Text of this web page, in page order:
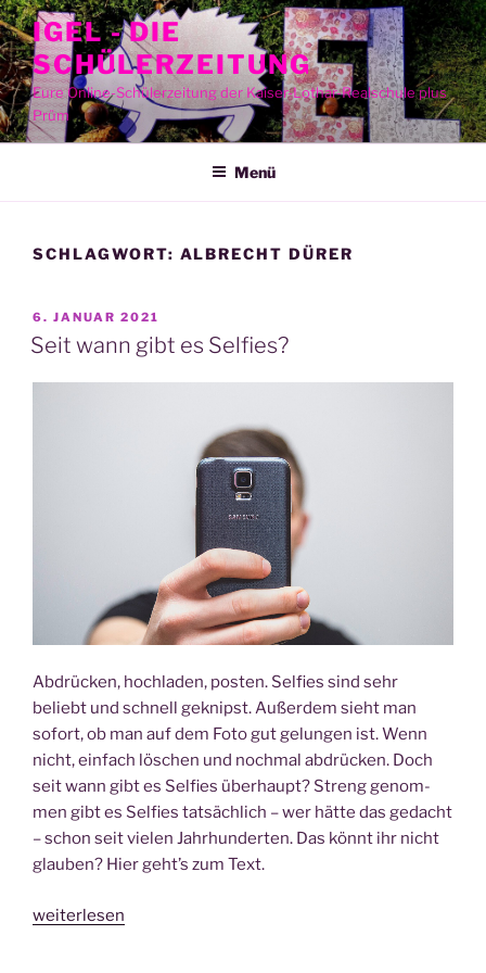
Zum
Inhalt
springen
IGEL - DIE
SCHÜLERZEITUNG
Eure Online-Schülerzeitung der Kaiser-Lothar-Realschule plus
Prüm
Menü
SCHLAGWORT: ALBRECHT DÜRER
VERÖFFENTLICHT
AM
6. JANUAR 2021
Seit wann gibt es Selfies?
Abdrü­cken, hoch­la­den, pos­ten. Sel­fies sind sehr
beliebt und schnell geknipst. Außer­dem sieht man
sofort, ob man auf dem Foto gut gelun­gen ist. Wenn
nicht, ein­fach löschen und noch­mal abdrü­cken. Doch
seit wann gibt es Sel­fies über­haupt? Streng genom­
men gibt es Sel­fies tat­säch­lich – wer hät­te das gedacht
– schon seit vie­len Jahr­hun­der­ten. Das könnt ihr nicht
glau­ben? Hier geht’s zum Text.
„Seit
weiterlesen